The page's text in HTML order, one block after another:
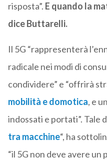
risposta”. E quando la
dice Buttarelli.
Il 5G “rappresenterà
radicale nei modi di
condividere” e “offrirà
mobilità e domotica, e
indossati e portati”. Tale
tra macchine“, ha
“il 5G non deve avere